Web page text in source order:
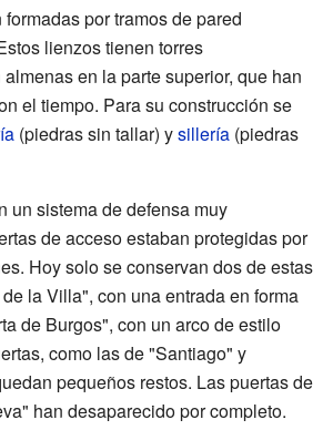
por tramos de pared
lienzos tienen torres
en la parte superior, que han
el tiempo. Para su construcción se
(piedras sin tallar) ysillería (piedras
un sistema de defensa muy
de acceso estaban protegidas por
Hoy solo se conservan dos de estas
la Villa", con una entrada en forma
de Burgos", con un arco de estilo
como las de "Santiago" y
pequeños restos. Las puertas de
han desaparecido por completo.